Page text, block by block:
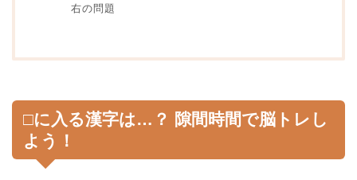
右の問題
□に入る漢字は…？ 隙間時間で脳トレし
よう！